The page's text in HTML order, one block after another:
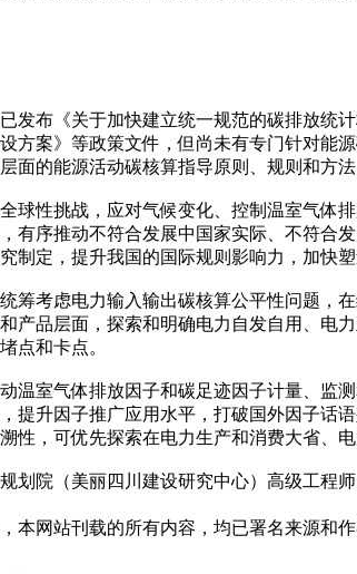
发布《关于加快建立统一规范的碳排放统
方案》等政策文件，但尚未有专门针对
面的能源活动碳核算指导原则、规则和方
球性挑战，应对气候变化、控制温室气体
有序推动不符合发展中国家实际、不符合
制定，提升我国的国际规则影响力，加快
筹考虑电力输入输出碳核算公平性问题，
产品层面，探索和明确电力自发自用、电
点和卡点。
温室气体排放因子和碳足迹因子计量、监
提升因子推广应用水平，打破国外因子话
性，可优先探索在电力生产和消费大省、
划院（美丽四川建设研究中心）高级工
本网站刊载的所有内容，均已署名来源